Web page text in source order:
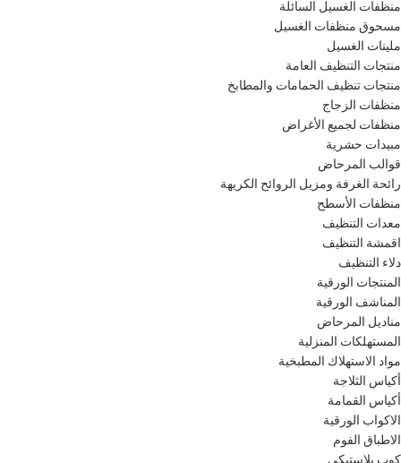
منظفات الغسيل السائلة
مسحوق منظفات الغسيل
ملينات الغسيل
منتجات التنظيف العامة
منتجات تنظيف الحمامات والمطابخ
منظفات الزجاج
منظفات لجميع الأغراض
مبيدات حشرية
قوالب المرحاض
رائحة الغرفة ومزيل الروائح الكريهة
منظفات ​​الأسطح
معدات التنظيف
اقمشة التنظيف
دلاء التنظيف
المنتجات الورقية
المناشف الورقية
مناديل المرحاض
المستهلكات المنزلية
مواد الاستهلاك المطبخية
أكياس الثلاجة
أكياس القمامة
الاكواب الورقية
الاطباق الفوم